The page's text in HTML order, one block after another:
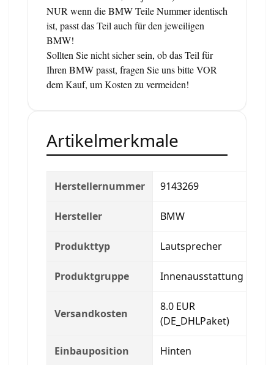
NUR wenn die BMW Teile Nummer identisch
ist, passt das Teil auch für den jeweiligen
BMW!
Sollten Sie nicht sicher sein, ob das Teil für
Ihren BMW passt, fragen Sie uns bitte VOR
dem Kauf, um Kosten zu vermeiden!
Artikelmerkmale
Herstellernummer 9143269
Hersteller BMW
Produkttyp Lautsprecher
Produktgruppe Innenausstattung
Versandkosten
8.0 EUR
(DE_DHLPaket)
Einbauposition Hinten